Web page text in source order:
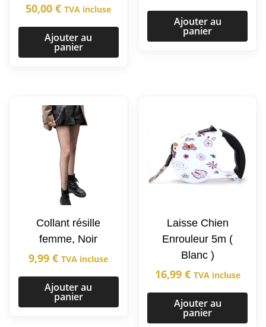
50,00€ TVA incluse
Ajouter au
panier
Ajouter au
panier
Collant résille
femme, Noir
9,99€ TVA incluse
Ajouter au
panier
Laisse Chien
Enrouleur 5m (
Blanc )
16,99 € TVA incluse
Ajouter au
panier